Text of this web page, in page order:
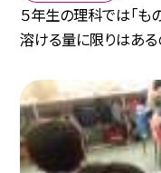
５年生の理科では「も
溶ける量に限りはある